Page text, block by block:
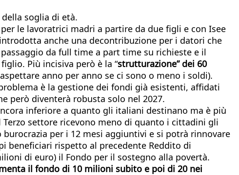
soglia di età.
le lavoratrici madri a partire da due figli e con Isee
anche una decontribuzione per i datori che
da full time a part time su richieste e il
Più incisiva però è la “strutturazione” dei 60
anno per anno se ci sono o meno i soldi).
è la gestione dei fondi già esistenti, affidati
però diventerà robusta solo nel 2027.
inferiore a quanto gli italiani destinano ma è più
settore ricevono meno di quanto i cittadini gli
per i 12 mesi aggiuntivi e si potrà rinnovare
beneficiari rispetto al precedente Reddito di
di euro) il Fondo per il sostegno alla povertà.
il fondo di 10 milioni subito e poi di 20 nei